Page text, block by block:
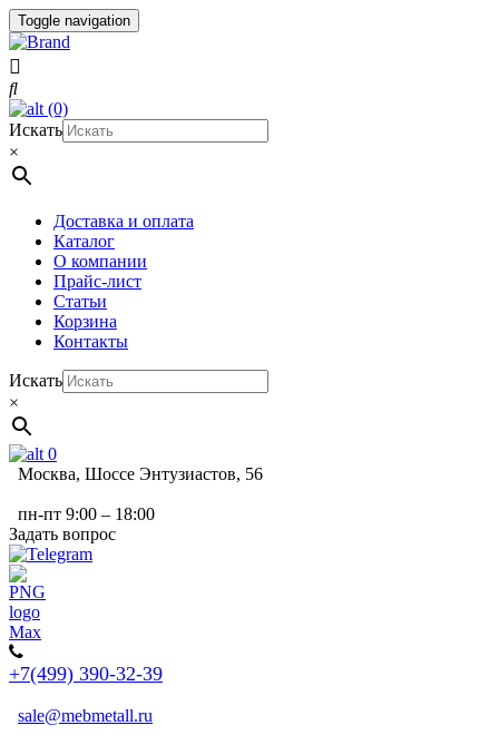
Toggle navigation
(0)
Искать
×
Доставка и оплата
Каталог
О компании
Прайс-лист
Статьи
Корзина
Контакты
Искать
×
0
Москва, Шоссе Энтузиастов, 56
пн-пт 9:00 – 18:00
Задать вопрос
+7(499) 390-32-39
sale@mebmetall.ru